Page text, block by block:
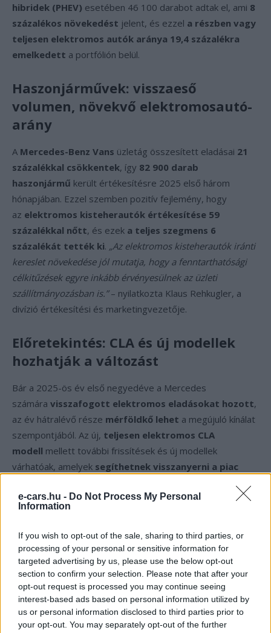
e-cars.hu - Do Not Process My Personal
Information
If you wish to opt-out of the sale, sharing to third parties, or
processing of your personal or sensitive information for
targeted advertising by us, please use the below opt-out
section to confirm your selection. Please note that after your
opt-out request is processed you may continue seeing
interest-based ads based on personal information utilized by
us or personal information disclosed to third parties prior to
your opt-out. You may separately opt-out of the further
hibridek (PHEV) esetében 46 100 darabot adtak el, ami 8
százalékos növekedést jelent, és ezzel a részben vagy
teljesen elektromos autók aránya 19,4 százalékra
emelkedett a portfólión belül.
Haszonjárművek: visszaeső
volumen, növekvő elektromosautó-
arány
A Mercedes-Benz Vans üzletág összesített eladásai 21
százalékkal csökkentek, így 82 900 darab
haszonjármű került értékesítésre 2025 első három
hónapjában. Ezzel szemben pozitív fejlemény, hogy
az elektromos kisteherautók értékesítése 59
százalékkal nőtt, és ezek a teljes szegmens 6
százalékát tették ki. „Az elektromos kisteherautók iránti
kereslet növekedése jól mutatja, hogy a fenntarthatósági
célkitűzések egyre inkább érvényesülnek az üzleti
szállítmányozásban is.”– nyilatkozta Klaus Rehkugler, a
divízió értékesítési és marketingvezetője.
Előretekintés: CLA és új modellek
hozhatják a változást
Bár a 2025-ös év első negyedéve a Mercedes
számára visszafogott elektromos eladásokat hozott,
az év hátralévő része mérföldkő lehet a megújuló kínálat
szempontjából. Az új, teljesen elektromos CLA
modell mellett további frissítések és új modellek
várhatóak, amelyek segíthetnek visszanyerni a piac
hogy
magasabb kategóriás, technológiailag
fejlettebb elektromos járművekkel váltsa le a régi
modelleket, miközben a haszonjárművek és a sportos
AMG szegmensstabil növekedésre képes.
Kövesd az e-cars.hu-t a Facebookon is, további